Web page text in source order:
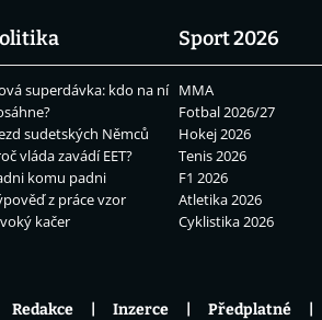
superdávka: kdo na ní
sudetských Němců
vláda zavádí EET?
komu padni
z práce vzor
kačer
Sport 2026
MMA
Fotbal 2026/27
Hokej 2026
Tenis 2026
F1 2026
Atletika 2026
Cyklistika 2026
Redakce Inzerce Předplatné